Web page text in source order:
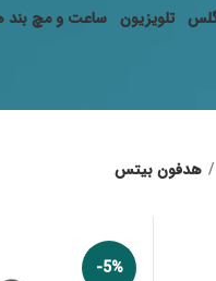
تلویزیون ساعت و مچ بند
هدفون بیتس
-5%